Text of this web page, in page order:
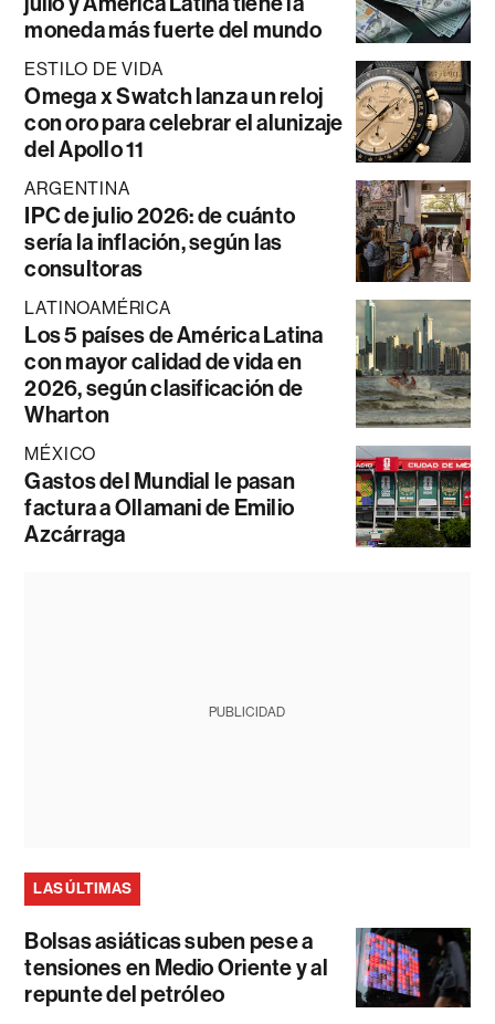
moneda más fuerte del mundo
ESTILO DE VIDA
Omega x Swatch lanza un reloj
con oro para celebrar el alunizaje
del Apollo 11
ARGENTINA
IPC de julio 2026: de cuánto
sería la inflación, según las
consultoras
LATINOAMÉRICA
Los 5 países de América Latina
con mayor calidad de vida en
2026, según clasificación de
Wharton
MÉXICO
Gastos del Mundial le pasan
factura a Ollamani de Emilio
Azcárraga
PUBLICIDAD
LAS ÚLTIMAS
Bolsas asiáticas suben pese a
tensiones en Medio Oriente y al
repunte del petróleo